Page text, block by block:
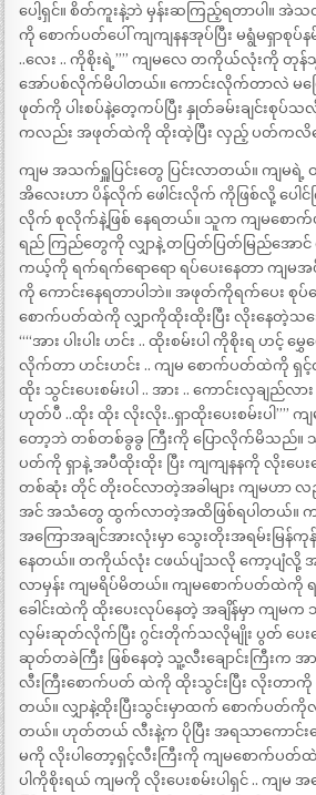
ပေါ့ရှင်။ စိတ်ကူးနဲ့ဘဲ မှန်းဆကြည့်ရတာပါ။ အဲသလို
ကို စောက်ပတ်ပေါ် ကျကျနနအုပ်ပြီး မရွံမရှာစုပ်
..လေး .. ကိုစိုးရဲ့”” ကျမလေ တကိုယ်လုံးကို တုန်သွ
အော်ပစ်လိုက်မိပါတယ်။ ကောင်းလိုက်တာလဲ မပြ
ဖုတ်ကို ပါးစပ်နဲ့တေ့ကပ်ပြီး နှုတ်ခမ်းချင်းစုပ်သ
ကလည်း အဖုတ်ထဲကို ထိုးထဲ့ပြီး လှည့် ပတ်ကလိပ
ကျမ အသက်ရှူပြင်းတွေ ပြင်းလာတယ်။ ကျမရဲ့ ဝမ်
အိလေးဟာ ပိန်လိုက် ဖေါင်းလိုက် ကိုဖြစ်လို့ ပေါင်က
လိုက် စုလိုက်နဲ့ဖြစ် နေရတယ်။ သူက ကျမစောက်
ရည် ကြည်တွေကို လျှာနဲ့ တပြတ်ပြတ်မြည်အောင်
ကယ့်ကို ရက်ရက်ရောရော ရပ်ပေးနေတာ ကျမအဖို့
ကို ကောင်းနေရတာပါဘဲ။ အဖုတ်ကိုရက်ပေး စုပ်
စောက်ပတ်ထဲကို လျှာကိုထိုးထိုးပြီး လိုးနေတဲ့သဘေ
““အား ပါးပါး ဟင်း .. ထိုးစမ်းပါ ကိုစိုးရ ဟင့် မွှေ
လိုက်တာ ဟင်းဟင်း .. ကျမ စောက်ပတ်ထဲကို ရှင့်
ထိုး သွင်းပေးစမ်းပါ .. အား .. ကောင်းလှချည်လ
ဟုတ်ပီ ..ထိုး ထိုး လိုးလိုး..ရှာထိုးပေးစမ်းပါ””
တော့ဘဲ တစ်တစ်ခွခွ ကြီးကို ပြောလိုက်မိသည်။
ပတ်ကို ရှာနဲ့ အပီထိုးထိုး ပြီး ကျကျနနကို လိုးပ
တစ်ဆုံး တိုင် တိုးဝင်လာတဲ့အခါများ ကျမဟာ လ
အင် အသံတွေ ထွက်လာတဲ့အထိဖြစ်ရပါတယ်။ က
အကြောအချင်အားလုံးမှာ သွေးတိုးအရမ်းမြန်ကုန်
နေတယ်။ တကိုယ်လုံး ငဖယ်ပျံသလို ကော့ပျံလို့ အ
လာမှန်း ကျမရိပ်မိတယ်။ ကျမစောက်ပတ်ထဲကို
ခေါင်းထဲကို ထိုးပေးလုပ်နေတဲ့ အချိန်မှာ ကျမ
လှမ်းဆုတ်လိုက်ပြီး ဂွင်းတိုက်သလိုမျိုး ပွတ် ပေ
ဆုတ်တခဲကြီး ဖြစ်နေတဲ့ သူ့လီးချောင်းကြီးက အ
လီးကြီးစောက်ပတ် ထဲကို ထိုးသွင်းပြီး လိုးတာကို
တယ်။ လျှာနဲ့ထိုးပြီးသွင်းမှာထက် စောက်ပတ်ကိုလီး
တယ်။ ဟုတ်တယ် လီးနဲ့က ပိုပြီး အရသာကောင်းစေ
မကို လိုးပါတော့ရှင့်လီးကြီးကို ကျမစောက်ပတ်ထဲ
ပါကိုစိုးရယ် ကျမကို လိုးပေးစမ်းပါရှင် .. ကျမ